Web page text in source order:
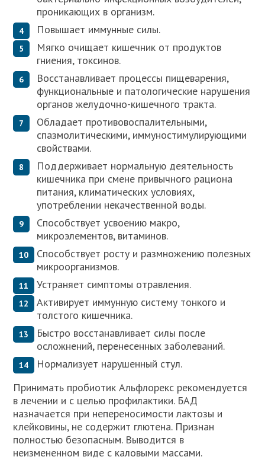
проникающих в организм.
Повышает иммунные силы.
Мягко очищает кишечник от продуктов
гниения, токсинов.
Восстанавливает процессы пищеварения,
функциональные и патологические нарушения
органов желудочно-кишечного тракта.
Обладает противовоспалительными,
спазмолитическими, иммуностимулирующими
свойствами.
Поддерживает нормальную деятельность
кишечника при смене привычного рациона
питания, климатических условиях,
употреблении некачественной воды.
Способствует усвоению макро,
микроэлементов, витаминов.
Способствует росту и размножению полезных
микроорганизмов.
Устраняет симптомы отравления.
Активирует иммунную систему тонкого и
толстого кишечника.
Быстро восстанавливает силы после
осложнений, перенесенных заболеваний.
Нормализует нарушенный стул.
Принимать пробиотик Альфлорекс рекомендуется
в лечении и с целью профилактики. БАД
назначается при непереносимости лактозы и
клейковины, не содержит глютена. Признан
полностью безопасным. Выводится в
неизмененном виде с каловыми массами.